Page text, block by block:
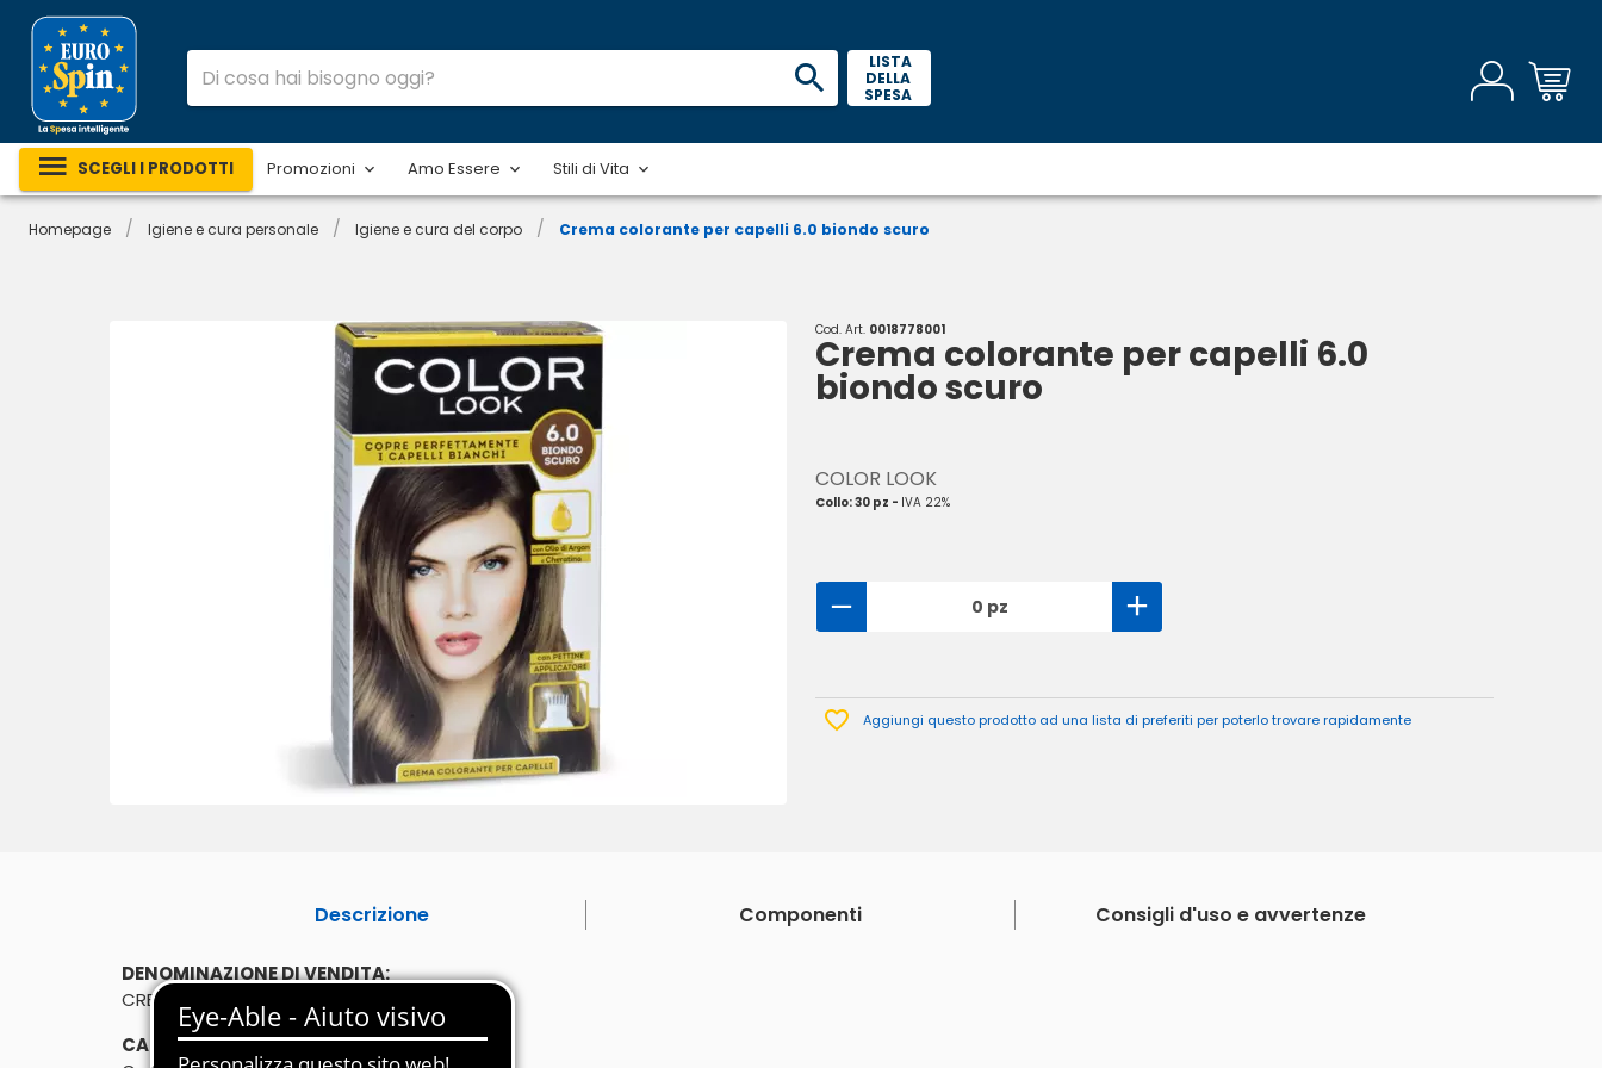
LISTA
DELLA
SPESA
SCEGLI I PRODOTTI Promozioni Amo Essere Stili di Vita
Homepage / Igiene e cura personale / Igiene e cura del corpo / Crema colorante per capelli 6.0 biondo scuro
Cod. Art. 0018778001
Crema colorante per capelli 6.0
biondo scuro
COLOR LOOK
Collo: 30 pz - IVA 22%
0 pz
Aggiungi questo prodotto ad una lista di preferiti per poterlo trovare rapidamente
Descrizione Componenti Consigli d'uso e avvertenze
DENOMINAZIONE DI VENDITA:
CREMA COLORANTE
CARATTERISTICHE: